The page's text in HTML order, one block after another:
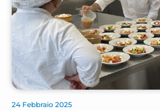
24 Febbraio 2025